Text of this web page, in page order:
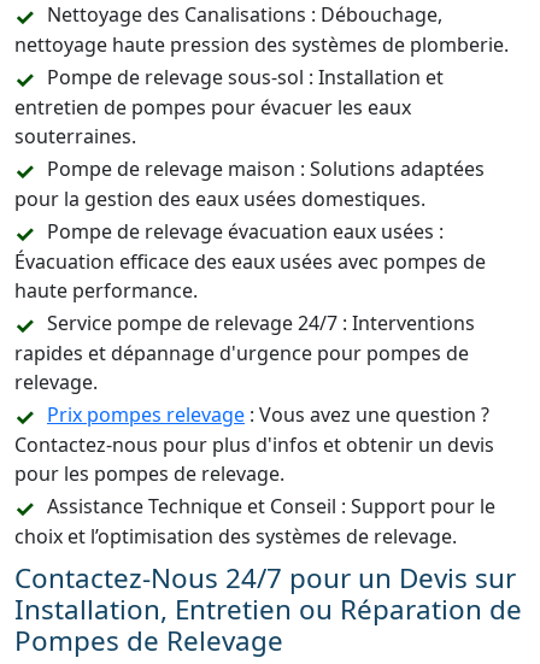
Nettoyage des Canalisations : Débouchage,
nettoyage haute pression des systèmes de plomberie.
Pompe de relevage sous-sol : Installation et
entretien de pompes pour évacuer les eaux
souterraines.
Pompe de relevage maison : Solutions adaptées
pour la gestion des eaux usées domestiques.
Pompe de relevage évacuation eaux usées :
Évacuation efficace des eaux usées avec pompes de
haute performance.
Service pompe de relevage 24/7 : Interventions
rapides et dépannage d'urgence pour pompes de
relevage.
Prix pompes relevage : Vous avez une question ?
Contactez-nous pour plus d'infos et obtenir un devis
pour les pompes de relevage.
Assistance Technique et Conseil : Support pour le
choix et l’optimisation des systèmes de relevage.
Contactez-Nous 24/7 pour un Devis sur
Installation, Entretien ou Réparation de
Pompes de Relevage